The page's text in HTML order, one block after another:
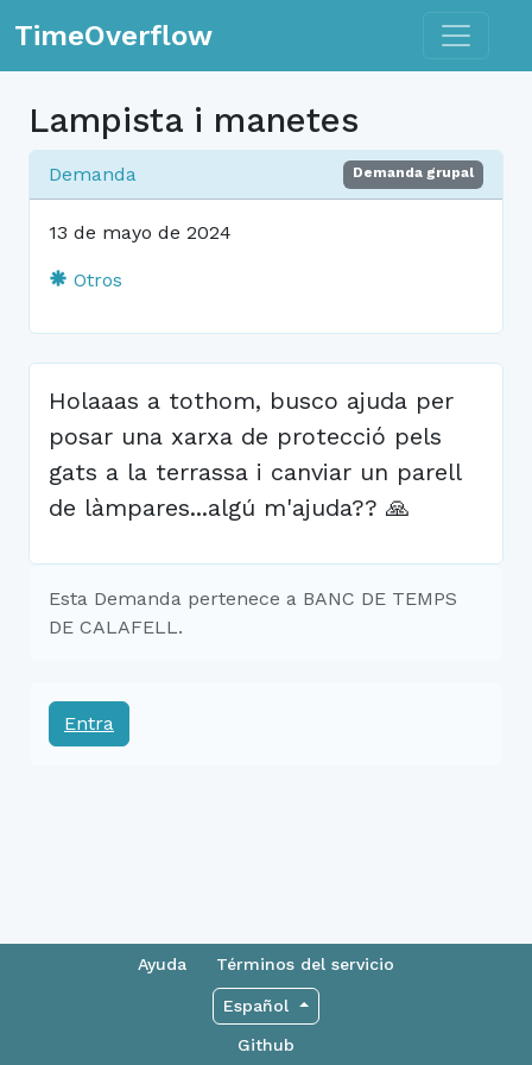
TimeOverflow Toggle
Lampista i manetes
Demanda Demanda grupal
13 de mayo de 2024
Otros
Holaaas a tothom, busco ajuda per
posar una xarxa de protecció pels
gats a la terrassa i canviar un parell
de làmpares...algú m'ajuda?? 🙏
Esta Demanda pertenece a BANC DE TEMPS
DE CALAFELL.
Entra
Ayuda Términos del servicio
Español
Github